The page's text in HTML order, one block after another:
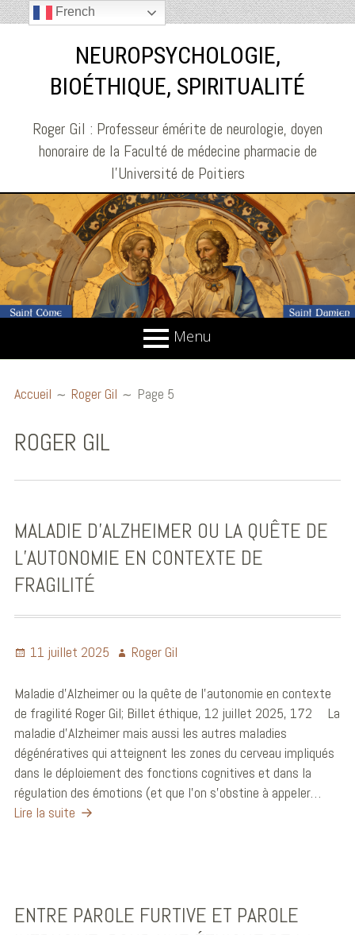
NEUROPSYCHOLOGIE,
BIOÉTHIQUE, SPIRITUALITÉ
Roger Gil : Professeur émérite de neurologie, doyen
honoraire de la Faculté de médecine pharmacie de
l'Université de Poitiers
Menu
Publications et
Ouvrages
Audio et Vidéo
Biographie
Accueil Roger Gil Page 5
ROGER GIL
MALADIE D’ALZHEIMER OU LA QUÊTE DE
L’AUTONOMIE EN CONTEXTE DE
FRAGILITÉ
11 juillet 2025 Roger Gil
Maladie d’Alzheimer ou la quête de l’autonomie en contexte
de fragilité Roger Gil; Billet éthique, 12 juillet 2025, 172 La
maladie d’Alzheimer mais aussi les autres maladies
dégénératives qui atteignent les zones du cerveau impliqués
dans le déploiement des fonctions cognitives et dans la
régulation des émotions (et que l’on s’obstine à appeler…
Lire la suite
ENTRE PAROLE FURTIVE ET PAROLE
French